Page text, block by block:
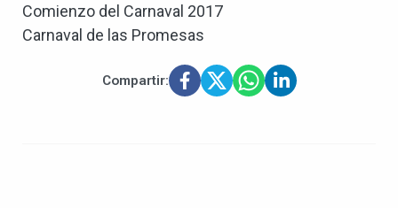
Comienzo del Carnaval 2017
Carnaval de las Promesas
Compartir: